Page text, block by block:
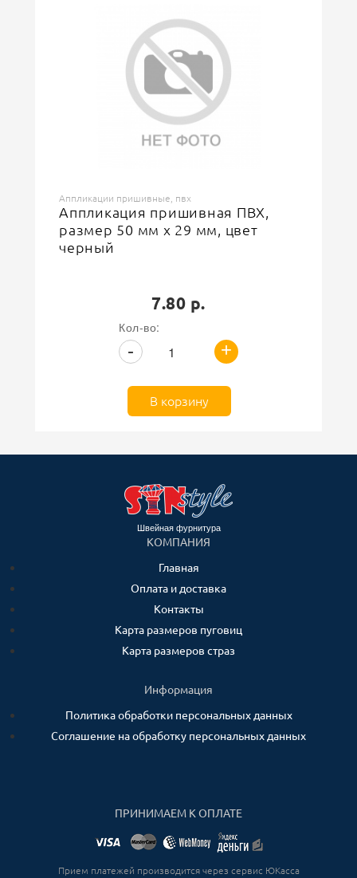
Аппликации пришивные, пвх
Аппликация пришивная ПВХ,
размер 50 мм х 29 мм, цвет
черный
7.80 р.
Кол-во:
+
-
В корзину
Швейная фурнитура
КОМПАНИЯ
Главная
Оплата и доставка
Контакты
Карта размеров пуговиц
Карта размеров страз
Информация
Политика обработки персональных данных
Соглашение на обработку персональных данных
ПРИНИМАЕМ К ОПЛАТЕ
Прием платежей производится через сервис ЮКасса